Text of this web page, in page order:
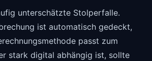
unterschätzte Stolperfalle.
ist automatisch gedeckt,
passt zum
stark digital abhängig ist, sollte